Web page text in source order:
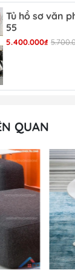
gọn -BCF 67
gọn -BCF
gọn -BCF 67
không gian nội
gọn -BCF 67
gọn -BCF 67
Tủ hồ sơ văn
55
5.400.000₫
QUAN